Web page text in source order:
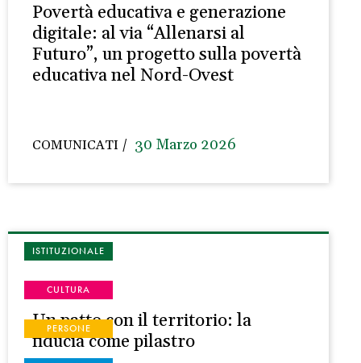
Povertà educativa e generazione
digitale: al via “Allenarsi al
Futuro”, un progetto sulla povertà
educativa nel Nord-Ovest
COMUNICATI 30 Marzo 2026
ISTITUZIONALE
CULTURA
PERSONE
Un patto con il territorio: la
fiducia come pilastro